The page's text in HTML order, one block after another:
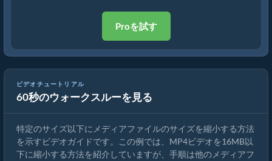
Proを試す
ビデオチュートリアル
60秒のウォークスルーを見る
MP4を16MBに縮小する方法（簡単ガイド）
特定のサイズ以下にメディアファイルのサイズを縮小する方法
を示すビデオガイドです。この例では、MP4ビデオを16MB以
下に縮小する方法を紹介していますが、手順は他のメディアフ